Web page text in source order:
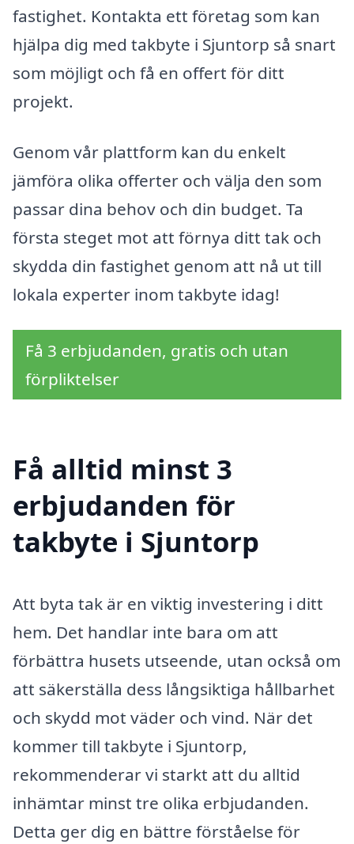
fastighet. Kontakta ett företag som kan
hjälpa dig med takbyte i Sjuntorp så snart
som möjligt och få en offert för ditt
projekt.
Genom vår plattform kan du enkelt
jämföra olika offerter och välja den som
passar dina behov och din budget. Ta
första steget mot att förnya ditt tak och
skydda din fastighet genom att nå ut till
lokala experter inom takbyte idag!
Få 3 erbjudanden, gratis och utan
förpliktelser
Få alltid minst 3
erbjudanden för
takbyte i Sjuntorp
Att byta tak är en viktig investering i ditt
hem. Det handlar inte bara om att
förbättra husets utseende, utan också om
att säkerställa dess långsiktiga hållbarhet
och skydd mot väder och vind. När det
kommer till takbyte i Sjuntorp,
rekommenderar vi starkt att du alltid
inhämtar minst tre olika erbjudanden.
Detta ger dig en bättre förståelse för